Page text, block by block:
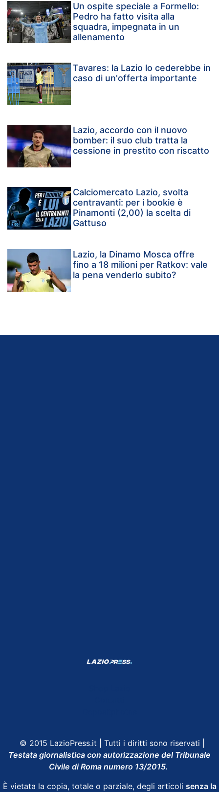
Un ospite speciale a Formello:
Pedro ha fatto visita alla
squadra, impegnata in un
allenamento
Tavares: la Lazio lo cederebbe in
caso di un'offerta importante
Lazio, accordo con il nuovo
bomber: il suo club tratta la
cessione in prestito con riscatto
Calciomercato Lazio, svolta
centravanti: per i bookie è
Pinamonti (2,00) la scelta di
Gattuso
Lazio, la Dinamo Mosca offre
fino a 18 milioni per Ratkov: vale
la pena venderlo subito?
© 2015 LazioPress.it | Tutti i diritti sono riservati |
Testata giornalistica con autorizzazione del Tribunale
Civile di Roma numero 13/2015.
È vietata la copia, totale o parziale, degli articoli senza la